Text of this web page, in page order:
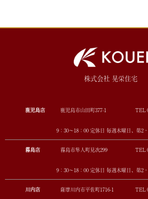
株式会社 晃栄住宅
鹿児島店 鹿児島市山田町377-1 TEL
9：30～18：00 定休日 毎週木曜日、第2
霧島店 霧島市隼人町見次299 TEL
9：30～18：00 定休日 毎週木曜日、第2
川内店 薩摩川内市平佐町1716-1 TEL